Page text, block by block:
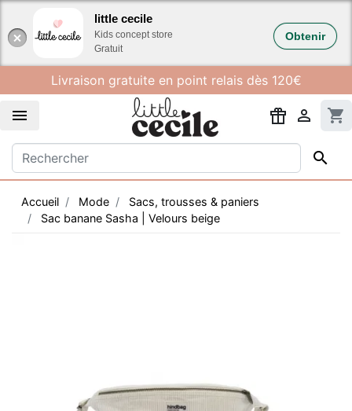
little cecile
Kids concept store
Gratuit
Obtenir
Livraison gratuite en point relais dès 120€
  shopping_cart

Accueil Mode
Sacs, trousses & paniers
Sac banane Sasha | Velours beige